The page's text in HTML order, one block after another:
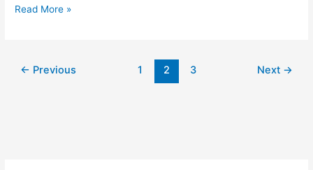
Read More »
← Previous 1 2 3 Next →